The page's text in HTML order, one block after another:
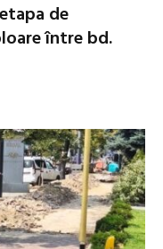
de
între bd.